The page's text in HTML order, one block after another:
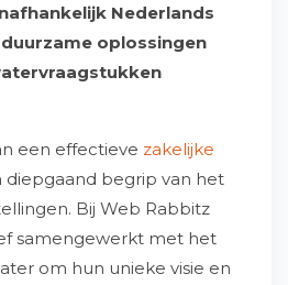
Nederlands
oplossingen
een effectieve zakelijke
diepgaand begrip van het
Bij Web Rabbitz
samengewerkt met het
om hun unieke visie en